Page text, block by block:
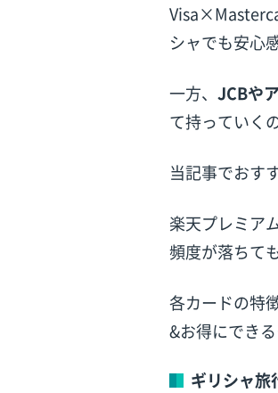
シャでも安心
一方、 JCBや
て持っていく
当記事でおす
楽天プレミア
頻度が落ちて
各カードの特
&お得にでき
ギリシャ旅